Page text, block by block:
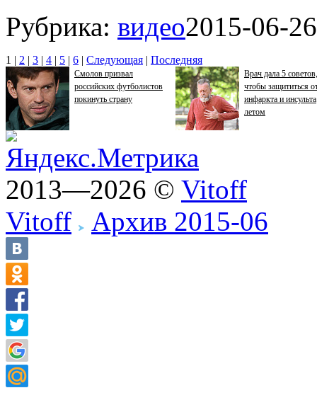
Рубрика: видео2015-06-26
1 | 2 | 3 | 4 | 5 | 6 | Следующая | Последняя
Смолов призвал
российских футболистов
покинуть страну
Врач дала 5 советов,
чтобы защититься
инфаркта и инсульта
летом
2013—2026 © Vitoff
Vitoff
Архив 2015-06